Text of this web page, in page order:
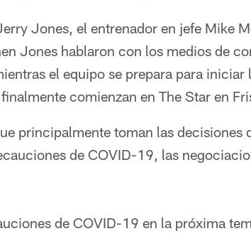
Jones, el entrenador en jefe Mike
Jones hablaron con los medios de
el equipo se prepara para
comienzan en The Star en
principalmente toman las decisiones
de COVID-19, las
de COVID-19 en la próxima